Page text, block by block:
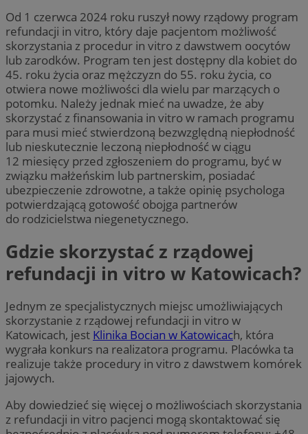
Od 1 czerwca 2024 roku ruszył nowy rządowy program
refundacji in vitro, który daje pacjentom możliwość
skorzystania z procedur in vitro z dawstwem oocytów
lub zarodków. Program ten jest dostępny dla kobiet do
45. roku życia oraz mężczyzn do 55. roku życia, co
otwiera nowe możliwości dla wielu par marzących o
potomku. Należy jednak mieć na uwadze, że aby
skorzystać z finansowania in vitro w ramach programu
para musi mieć stwierdzoną bezwzględną niepłodność
lub nieskutecznie leczoną niepłodność w ciągu
12 miesięcy przed zgłoszeniem do programu, być w
związku małżeńskim lub partnerskim, posiadać
ubezpieczenie zdrowotne, a także opinię psychologa
potwierdzającą gotowość obojga partnerów
do rodzicielstwa niegenetycznego.
Gdzie skorzystać z rządowej
refundacji in vitro w Katowicach?
Jednym ze specjalistycznych miejsc umożliwiających
skorzystanie z rządowej refundacji in vitro w
Katowicach, jest Klinika Bocian w Katowicach, która
wygrała konkurs na realizatora programu. Placówka ta
realizuje także procedury in vitro z dawstwem komórek
jajowych.
Aby dowiedzieć się więcej o możliwościach skorzystania
z refundacji in vitro pacjenci mogą skontaktować się